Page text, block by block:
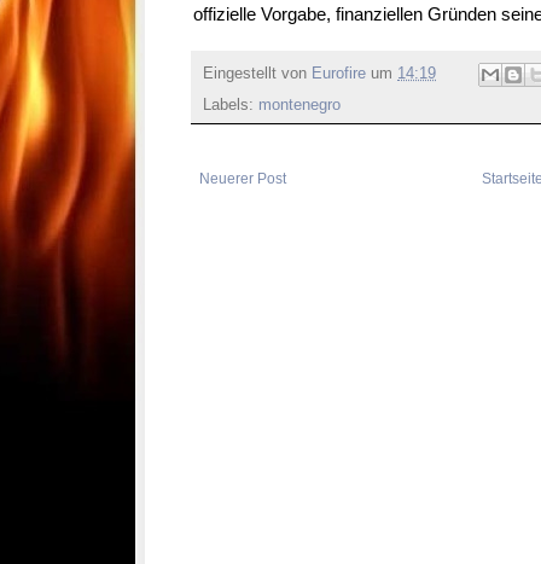
offizielle Vorgabe, finanziellen Gründen
Eingestellt von Eurofire um 14:19
Labels: montenegro
Neuerer Post